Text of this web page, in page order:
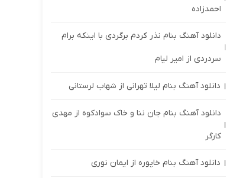
احمدزاده
دانلود آهنگ بنام نذر کردم برگردی با اینکه برام
سردردی از امیر لیام
دانلود آهنگ بنام لیلا تهرانی از شهاب لرستانی
دانلود آهنگ بنام جان ننا و خاک سوادکوه از مهدی
کارگر
دانلود آهنگ بنام خاپوره از ایمان نوری